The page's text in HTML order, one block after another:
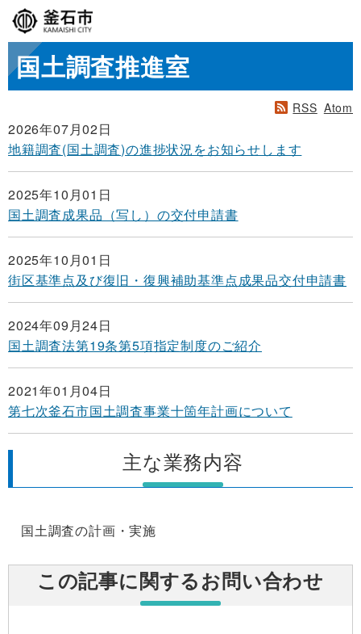
国土調査推進室
RSS Atom
2026年07月02日
地籍調査(国土調査)の進捗状況をお知らせします
2025年10月01日
国土調査成果品（写し）の交付申請書
2025年10月01日
街区基準点及び復旧・復興補助基準点成果品交付申請書
2024年09月24日
国土調査法第19条第5項指定制度のご紹介
2021年01月04日
第七次釜石市国土調査事業十箇年計画について
主な業務内容
国土調査の計画・実施
この記事に関するお問い合わせ